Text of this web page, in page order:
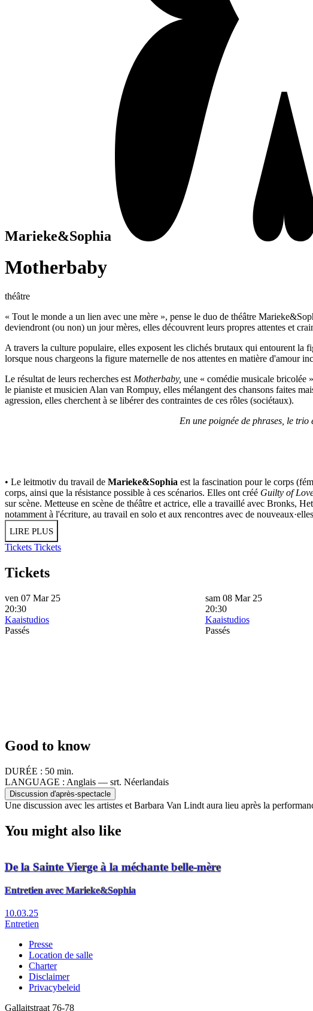
Marieke&Sophia
Motherbaby
théâtre
« Tout le monde a un lien avec une mère », pense le duo de théâtre
deviendront (ou non) un jour mères, elles découvrent leurs propres attentes et
A travers la culture populaire, elles exposent les clichés brutaux qui entourent la
lorsque nous chargeons la figure maternelle de nos attentes en matière d'amour
Le résultat de leurs recherches estMotherbaby, une « comédie musicale bricolée
le pianiste et musicien Alan van Rompuy, elles mélangent des chansons faites
agression, elles cherchent à se libérer des contraintes de ces rôles (sociétaux).
En une poignée de phrases, le trio
• Le leitmotiv du travail de Marieke&Sophia est la fascination pour le corps
corps, ainsi que la résistance possible à ces scénarios. Elles ont créé Guilty of
sur scène. Metteuse en scène de théâtre et actrice, elle a travaillé avec Bronks,
notamment à l'écriture, au travail en solo et aux rencontres avec de
LIRE PLUS
Tickets Tickets
Tickets
ven 07 Mar 25
20:30
Kaaistudios
Passés
sam 08 Mar 25
20:30
Kaaistudios
Passés
Good to know
DURÉE : 50 min.
LANGUAGE : Anglais — srt. Néerlandais
Discussion d'après-spectacle
Une discussion avec les artistes et Barbara Van Lindt aura lieu après la
You might also like
De la Sainte Vierge à la méchante belle-mère
Entretien avec Marieke&Sophia
10.03.25
Entretien
Footer
Presse
Location de salle
Charter
Disclaimer
Privacybeleid
Gallaitstraat 76-78